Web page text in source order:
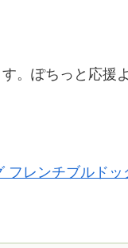
。ぽちっと応援